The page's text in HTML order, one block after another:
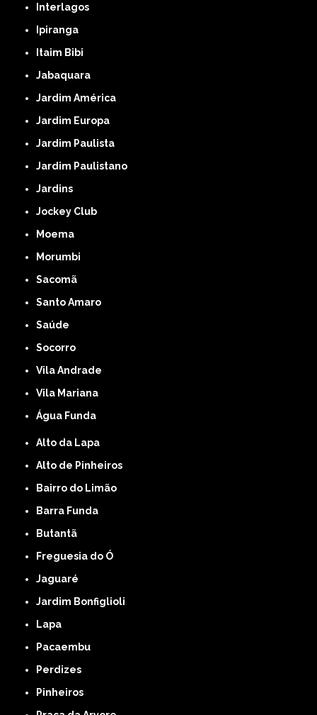
Interlagos
Ipiranga
Itaim Bibi
Jabaquara
Jardim América
Jardim Europa
Jardim Paulista
Jardim Paulistano
Jardins
Jockey Club
Moema
Morumbi
Sacomã
Santo Amaro
Saúde
Socorro
Vila Andrade
Vila Mariana
Água Funda
Alto da Lapa
Alto de Pinheiros
Bairro do Limão
Barra Funda
Butantã
Freguesia do Ó
Jaguaré
Jardim Bonfiglioli
Lapa
Pacaembu
Perdizes
Pinheiros